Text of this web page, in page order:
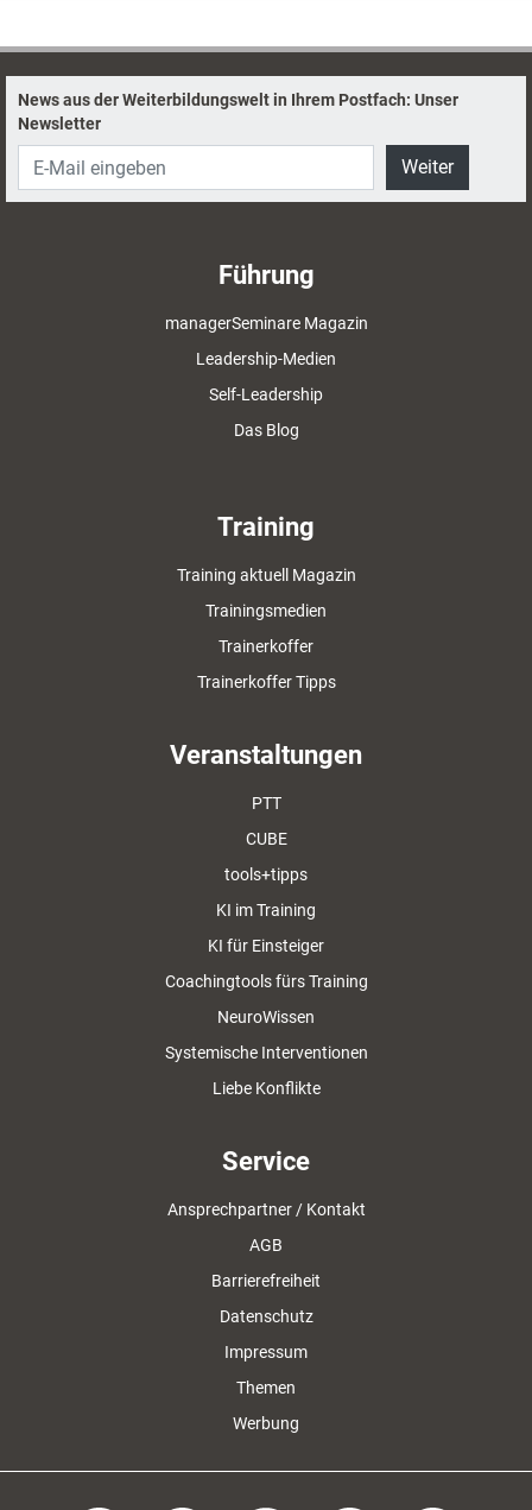
News aus der Weiterbildungswelt in Ihrem Postfach: Unser
Newsletter
Weiter
Führung
managerSeminare Magazin
Leadership-Medien
Self-Leadership
Das Blog
Training
Training aktuell Magazin
Trainingsmedien
Trainerkoffer
Trainerkoffer Tipps
Veranstaltungen
PTT
CUBE
tools+tipps
KI im Training
KI für Einsteiger
Coachingtools fürs Training
NeuroWissen
Systemische Interventionen
Liebe Konflikte
Service
Ansprechpartner / Kontakt
AGB
Barrierefreiheit
Datenschutz
Impressum
Themen
Werbung